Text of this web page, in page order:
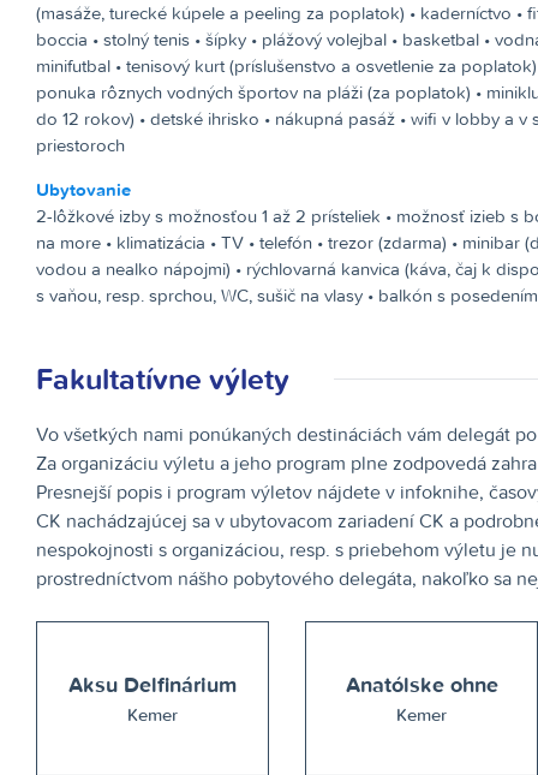
(masáže, turecké kúpele a peeling za poplatok) • kaderníctvo •
boccia • stolný tenis • šípky • plážový volejbal • basketbal •
minifutbal • tenisový kurt (príslušenstvo a osvetlenie za poplatok)
ponuka rôznych vodných športov na pláži (za poplatok) •
do 12 rokov) • detské ihrisko • nákupná pasáž • wifi v lobby a v
priestoroch
Ubytovanie
2-lôžkové izby s možnosťou 1 až 2 prísteliek • možnosť izieb s
na more • klimatizácia • TV • telefón • trezor (zdarma) • minibar
vodou a nealko nápojmi) • rýchlovarná kanvica (káva, čaj k
s vaňou, resp. sprchou, WC, sušič na vlasy • balkón s
Fakultatívne výlety
Vo všetkých nami ponúkaných destináciách vám delegát
Za organizáciu výletu a jeho program plne zodpovedá
Presnejší popis i program výletov nájdete v infoknihe,
CK nachádzajúcej sa v ubytovacom zariadení CK a
nespokojnosti s organizáciou, resp. s priebehom výletu je
prostredníctvom nášho pobytového delegáta, nakoľko sa
Aksu Delfinárium
Kemer
Anatólske ohne
Kemer